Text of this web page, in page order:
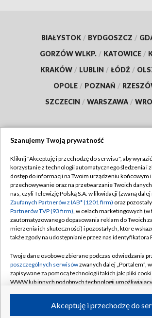
BIAŁYSTOK / BYDGOSZCZ /
GORZÓW WLKP. / KATOWICE /
KRAKÓW / LUBLIN / ŁÓDŹ /
OPOLE / POZNAŃ /
SZCZECIN / WARSZAWA /
TVP
Abonament TVP
Emisja w TVP
Centrum informacji TVP
Naziemna Telewizja Cyfrowa
Rada Programowa
System NOS
Informacje o nadawcy
Program dla prasy
Regulamin TVP
Polityka prywatności
Moje zgody
Pomoc
Kontakt
Kanały
Szanujemy Twoją prywatność
Kliknij "Akceptuję i przechodzę do serwisu", aby
korzystanie z technologii automatycznego śledzenia i
dostęp do informacji na Twoim urządzeniu końcowym i
przechowywanie oraz na przetwarzanie Twoich
nas, czyli Telewizję Polską S.A. w likwidacji (zwaną dalej
Zaufanych Partnerów z IAB* (1201 firm) oraz
Partnerów TVP (93 firm), w celach marketingowych (w
zautomatyzowanego dopasowania reklam do Twoich
mierzenia ich skuteczności) i pozostałych, które
także zgody na udostępnianie przez nas identyfikatora
Twoje dane osobowe zbierane podczas odwiedzania
poszczególnych serwisówzwanych dalej „Portalem”,
zapisywane za pomocą technologii takich jak: pliki
WWW lub innych podobnych technologii
ruchu w Internecie.Akceptuję i przechodzę do